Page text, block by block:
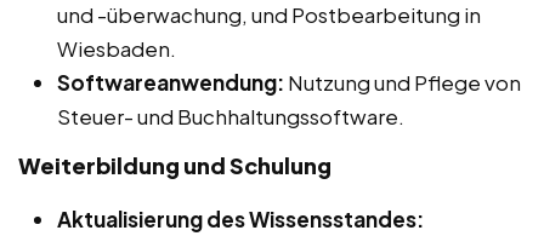
und -überwachung, und Postbearbeitung in
Wiesbaden.
Softwareanwendung: Nutzung und Pflege von
Steuer- und Buchhaltungssoftware.
Weiterbildung und Schulung
Aktualisierung des Wissensstandes: